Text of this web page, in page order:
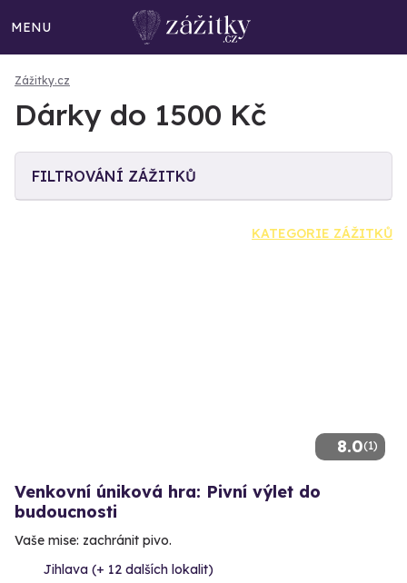
MENU
Zážitky.cz
Dárky do 1500 Kč
FILTROVÁNÍ ZÁŽITKŮ
KATEGORIE ZÁŽITKŮ
8.0(1)
Venkovní úniková hra: Pivní výlet do
budoucnosti
Vaše mise: zachránit pivo.
Jihlava (+ 12 dalších lokalit)